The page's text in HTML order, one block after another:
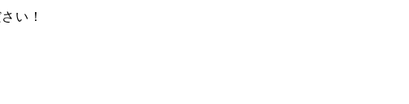
い！